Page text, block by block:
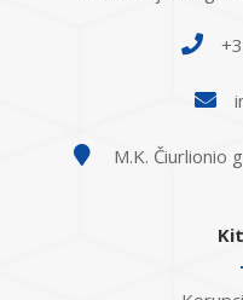
M.K. Čiurlionio